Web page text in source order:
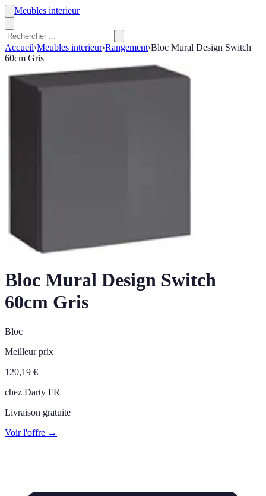
Meubles interieur
Accueil›Meubles interieur›Rangement›Bloc Mural Design Switch
60cm Gris
Bloc Mural Design Switch
60cm Gris
Bloc
Meilleur prix
120,19 €
chez Darty FR
Livraison gratuite
Voir l'offre →